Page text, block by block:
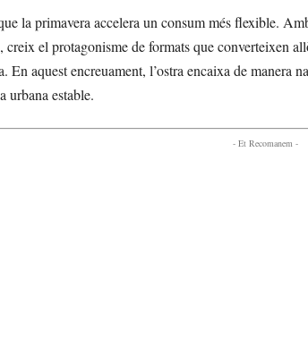
la primavera accelera un consum més flexible.
creix el protagonisme de formats que converteixen
En aquest encreuament, l’ostra encaixa de manera
urbana estable.
- Et Recomanem -